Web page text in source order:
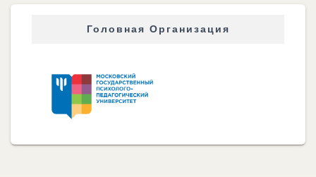
Головная Организация